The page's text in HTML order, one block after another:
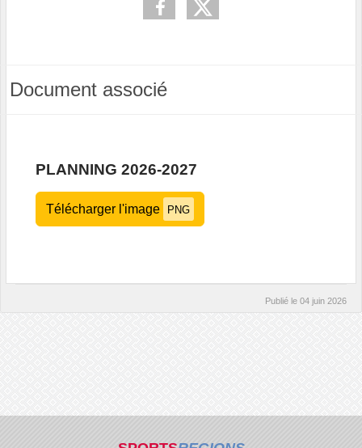
Document associé
PLANNING 2026-2027
Télécharger l'image PNG
Publié le 04 juin 2026